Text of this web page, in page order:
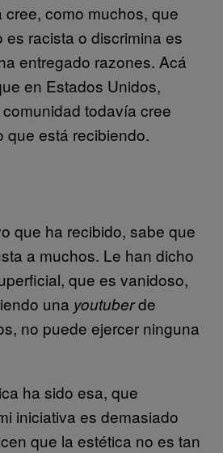
como muchos, que
racista o discrimina es
entregado razones. Acá
en Estados Unidos,
todavía cree
que está recibiendo.
que ha recibido, sabe que
a muchos. Le han dicho
que es vanidoso,
una youtuberde
no puede ejercer ninguna
ha sido esa, que
iniciativa es demasiado
que la estética no es tan